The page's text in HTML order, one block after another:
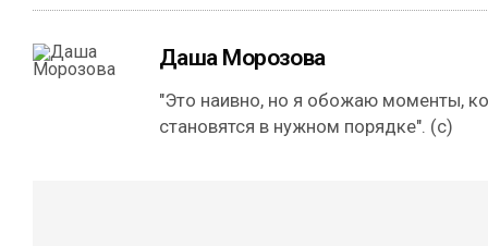
Даша Морозова
"Это наивно, но я обожаю моменты,
становятся в нужном порядке". (с)